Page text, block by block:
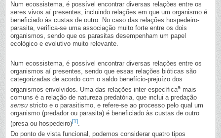
Num ecossistema, é possível encontrar diversas relações entre os
seres vivos aí presentes, incluindo relações em que um organismo é
beneficiado às custas de outro. No caso das relações hospedeiro-
parasita, verifica-se uma associação muito forte entre os dois
organismos, sendo que os parasitas desempenham um papel
ecológico e evolutivo muito relevante.
Num ecossistema, é possível encontrar diversas relações entre os
organismos aí presentes, sendo que essas relações bióticas são
categorizadas de acordo com o saldo benefício-prejuízo dos
organismos envolvidos. Uma das relações inter-específicaa mais
comuns é a relação de natureza predatória, que inclui a predação
sensu stricto e o parasitismo, e refere-se ao processo pelo qual um
organismo (predador ou parasita) é beneficiado às custas de outro
(presa ou hospedeiro)[1].
Do ponto de vista funcional, podemos considerar quatro tipos